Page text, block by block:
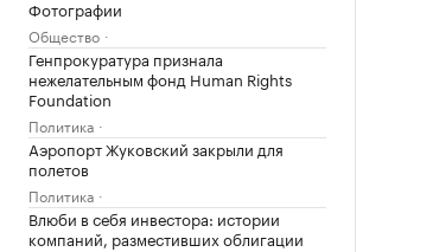
Фотографии
Общество
Генпрокуратура признала
нежелательным фонд Human Rights
Foundation
Политика
Аэропорт Жуковский закрыли для
полетов
Политика
Влюби в себя инвестора: истории
компаний, разместивших облигации